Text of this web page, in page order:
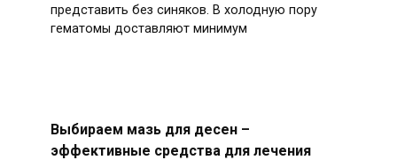
представить без синяков. В холодную пору
гематомы доставляют минимум
Выбираем мазь для десен –
эффективные средства для лечения